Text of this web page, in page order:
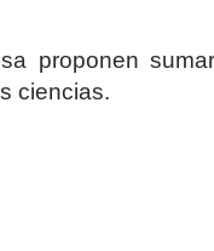
proponen
ciencias.